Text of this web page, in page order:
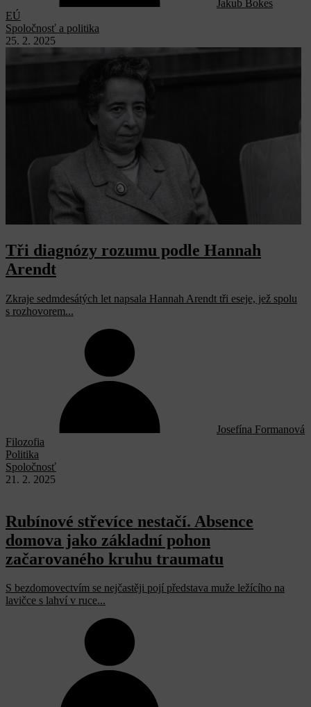
Jakub Bokes
EÚ
Spoločnosť a politika
25. 2. 2025
Tři diagnózy rozumu podle Hannah
Arendt
Zkraje sedmdesátých let napsala Hannah Arendt tři eseje, jež spolu
s rozhovorem...
Josefína Formanová
Filozofia
Politika
Spoločnosť
21. 2. 2025
Rubínové střevíce nestačí. Absence
domova jako základní pohon
začarovaného kruhu traumatu
S bezdomovectvím se nejčastěji pojí představa muže ležícího na
lavičce s lahví v ruce...